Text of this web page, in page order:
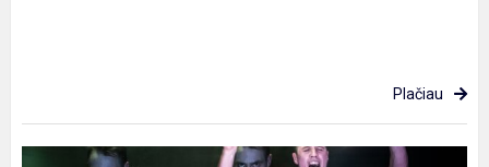
Plačiau
Kviečiame